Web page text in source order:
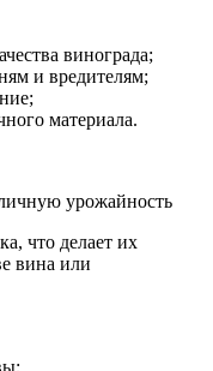
винограда;
и вредителям;
материала.
урожайность
что делает их
вина или